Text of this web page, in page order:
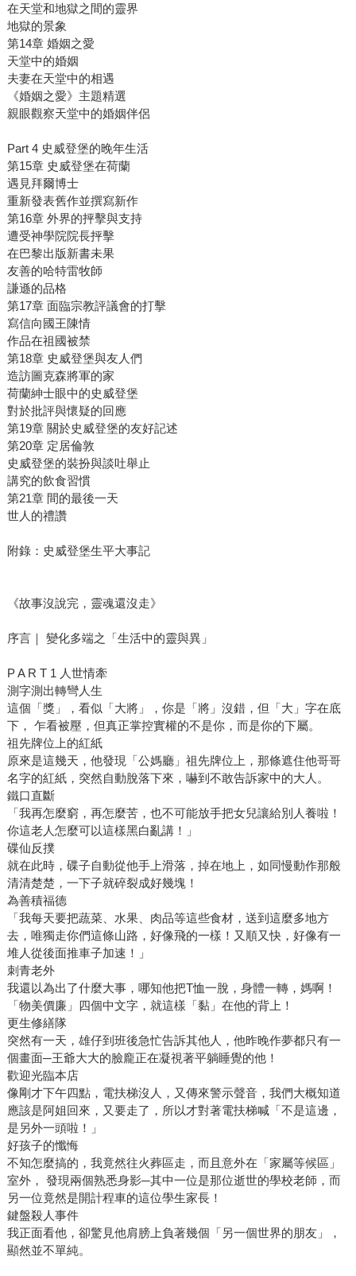
在天堂和地獄之間的靈界
地獄的景象
第14章 婚姻之愛
天堂中的婚姻
夫妻在天堂中的相遇
《婚姻之愛》主題精選
親眼觀察天堂中的婚姻伴侶
Part 4 史威登堡的晚年生活
第15章 史威登堡在荷蘭
遇見拜爾博士
重新發表舊作並撰寫新作
第16章 外界的抨擊與支持
遭受神學院院長抨擊
在巴黎出版新書未果
友善的哈特雷牧師
謙遜的品格
第17章 面臨宗教評議會的打擊
寫信向國王陳情
作品在祖國被禁
第18章 史威登堡與友人們
造訪圖克森將軍的家
荷蘭紳士眼中的史威登堡
對於批評與懷疑的回應
第19章 關於史威登堡的友好記述
第20章 定居倫敦
史威登堡的裝扮與談吐舉止
講究的飲食習慣
第21章 間的最後一天
世人的禮讚
附錄：史威登堡生平大事記
《故事沒說完，靈魂還沒走》
序言｜ 變化多端之「生活中的靈與異」
P A R T 1 人世情牽
測字測出轉彎人生
這個「獎」，看似「大將」，你是「將」沒錯，但「大」字在底
下， 乍看被壓，但真正掌控實權的不是你，而是你的下屬。
祖先牌位上的紅紙
原來是這幾天，他發現「公媽廳」祖先牌位上，那條遮住他哥哥
名字的紅紙，突然自動脫落下來，嚇到不敢告訴家中的大人。
鐵口直斷
「我再怎麼窮，再怎麼苦，也不可能放手把女兒讓給別人養啦！
你這老人怎麼可以這樣黑白亂講！」
碟仙反撲
就在此時，碟子自動從他手上滑落，掉在地上，如同慢動作那般
清清楚楚，一下子就碎裂成好幾塊！
為善積福德
「我每天要把蔬菜、水果、肉品等這些食材，送到這麼多地方
去，唯獨走你們這條山路，好像飛的一樣！又順又快，好像有一
堆人從後面推車子加速！」
刺青老外
我還以為出了什麼大事，哪知他把T恤一脫，身體一轉，媽啊！
「物美價廉」四個中文字，就這樣「黏」在他的背上！
更生修繕隊
突然有一天，雄仔到班後急忙告訴其他人，他昨晚作夢都只有一
個畫面─王爺大大的臉龐正在凝視著平躺睡覺的他！
歡迎光臨本店
像剛才下午四點，電扶梯沒人，又傳來警示聲音，我們大概知道
應該是阿姐回來，又要走了，所以才對著電扶梯喊「不是這邊，
是另外一頭啦！」
好孩子的懺悔
不知怎麼搞的，我竟然往火葬區走，而且意外在「家屬等候區」
室外， 發現兩個熟悉身影─其中一位是那位逝世的學校老師，而
另一位竟然是開計程車的這位學生家長！
鍵盤殺人事件
我正面看他，卻驚見他肩膀上負著幾個「另一個世界的朋友」，
顯然並不單純。